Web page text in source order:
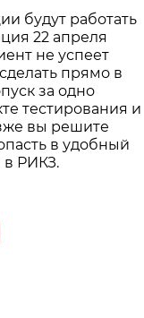
будут работать
22 апреля
не успеет
прямо в
за одно
тестирования и
вы решите
в удобный
в РИКЗ.